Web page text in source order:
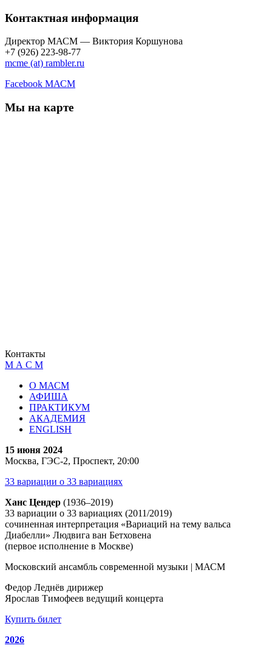
Контактная информация
Директор МАСМ — Виктория Коршунова
+7 (926) 223-98-77
mcme (at) rambler.ru
Facebook МАСМ
Мы на карте
Контакты
М А С М
О МАСМ
АФИША
ПРАКТИКУМ
АКАДЕМИЯ
ENGLISH
15 июня 2024
Москва, ГЭС-2, Проспект, 20:00
33 вариации о 33 вариациях
Ханс Цендер (1936–2019)
33 вариации о 33 вариациях (2011/2019)
сочиненная интерпретация «Вариаций на тему вальса
Диабелли» Людвига ван Бетховена
(первое исполнение в Москве)
Московский ансамбль современной музыки | МАСМ
Федор Леднёв дирижер
Ярослав Тимофеев ведущий концерта
Купить билет
2026